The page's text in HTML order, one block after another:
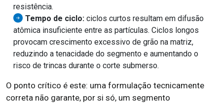
resistência.
Tempo de ciclo: ciclos curtos resultam em difusão
atômica insuficiente entre as partículas. Ciclos longos
provocam crescimento excessivo de grão na matriz,
reduzindo a tenacidade do segmento e aumentando o
risco de trincas durante o corte submerso.
O ponto crítico é este: uma formulação tecnicamente
correta não garante, por si só, um segmento